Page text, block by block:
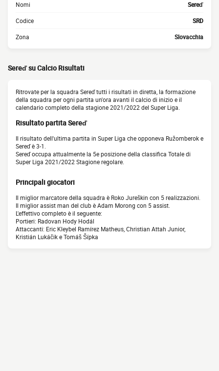
Nomi Sereď
Codice SRD
Zona Slovacchia
Sereď su Calcio Risultati
Ritrovate per la squadra Sereď tutti i risultati in diretta, la formazione
della squadra per ogni partita un'ora avanti il calcio di inizio e il
calendario completo della stagione 2021/2022 del Super Liga.
Risultato partita Sereď
Il risultato dell'ultima partita in Super Liga che opponeva Ružomberok e
Sereď è 3-1.
Sereď occupa attualmente la 5e posizione della classifica Totale di
Super Liga 2021/2022 Stagione regolare.
Principali giocatori
Il miglior marcatore della squadra è Roko Jureškin con 5 realizzazioni.
Il miglior assist man del club è Adam Morong con 5 assist.
L'effettivo completo è il seguente:
Portieri: Radovan Hody Hodál
Attaccanti: Eric Kleybel Ramírez Matheus, Christian Attah Junior,
Kristián Lukáčik e Tomáš Šípka